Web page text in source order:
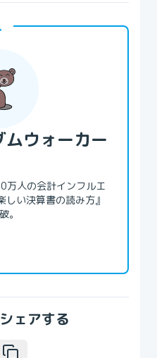
ウォーカー
万人の会計インフルエ
い決算書の読み方』
。
ェアする